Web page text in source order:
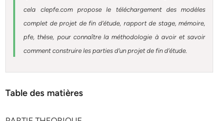
cela clepfe.com propose le téléchargement des modèles
complet de projet de fin d’étude, rapport de stage, mémoire,
pfe, thèse, pour connaître la méthodologie à avoir et savoir
comment construire les parties d’un projet de fin d’étude.
Table des matières